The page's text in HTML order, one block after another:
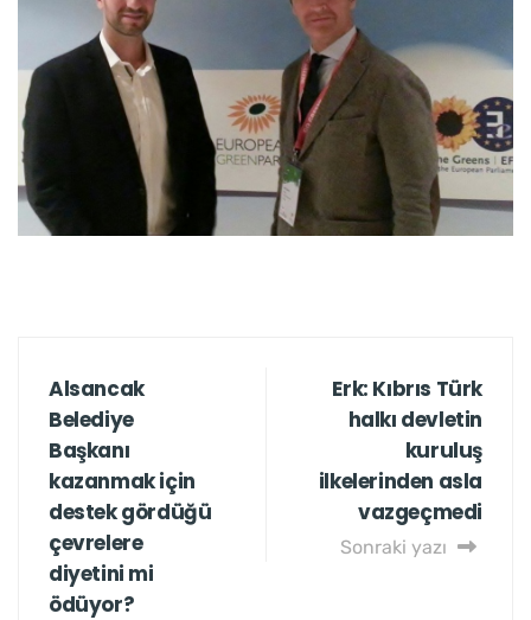
Alsancak
Belediye
Başkanı
kazanmak için
destek gördüğü
çevrelere
diyetini mi
ödüyor?
Erk: Kıbrıs Türk
halkı devletin
kuruluş
ilkelerinden asla
vazgeçmedi
Sonraki yazı